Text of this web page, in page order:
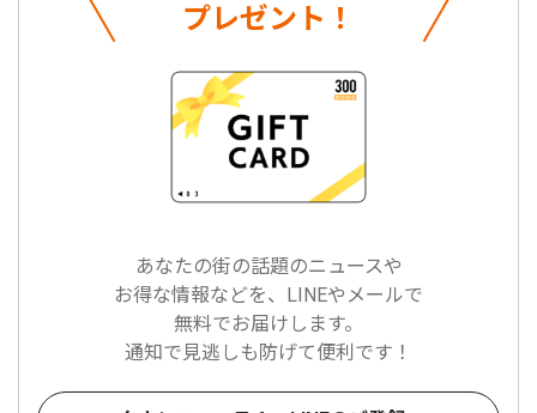
プレゼント！
あなたの街の話題のニュースや
お得な情報などを、LINEやメールで
無料でお届けします。
通知で見逃しも防げて便利です！